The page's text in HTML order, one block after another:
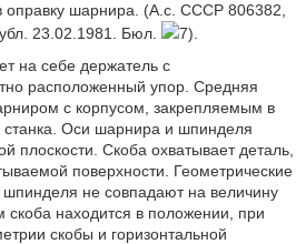
оправку шарнира. (А.с. СССР 806382,
23.02.1981. Бюл.
7).
на себе держатель с
расположенный упор. Средняя
с корпусом, закрепляемым в
станка. Оси шарнира и шпинделя
плоскости. Скоба охватывает деталь,
поверхности. Геометрические
шпинделя не совпадают на величину
скоба находится в положении, при
скобы и горизонтальной